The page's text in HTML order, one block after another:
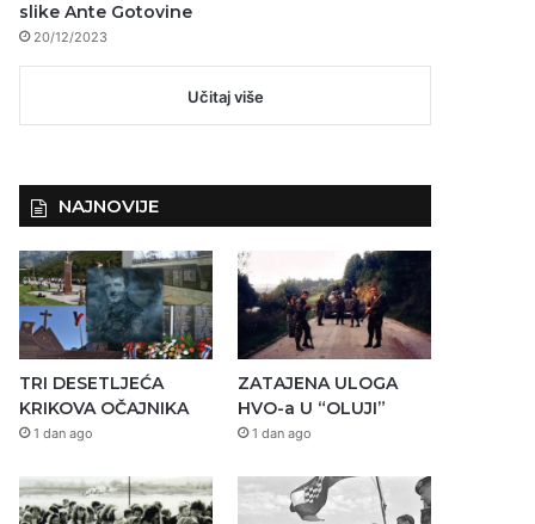
slike Ante Gotovine
20/12/2023
Učitaj više
NAJNOVIJE
TRI DESETLJEĆA
KRIKOVA OČAJNIKA
1 dan ago
ZATAJENA ULOGA
HVO-a U “OLUJI”
1 dan ago